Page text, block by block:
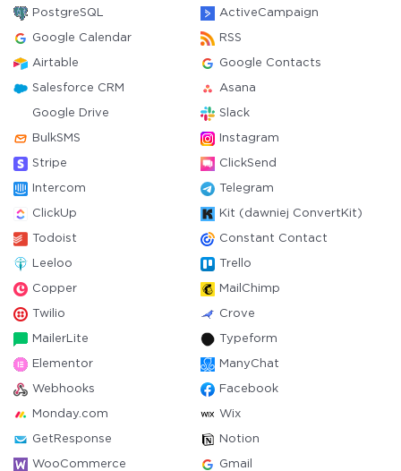
PostgreSQL ActiveCampaign
Google Calendar RSS
Airtable Google Contacts
Salesforce CRM Asana
Google Drive Slack
BulkSMS Instagram
Stripe ClickSend
Intercom Telegram
ClickUp Kit (dawniej ConvertKit)
Todoist Constant Contact
Leeloo Trello
Copper MailChimp
Twilio Crove
MailerLite Typeform
Elementor ManyChat
Webhooks Facebook
Monday.com Wix
GetResponse Notion
WooCommerce Gmail